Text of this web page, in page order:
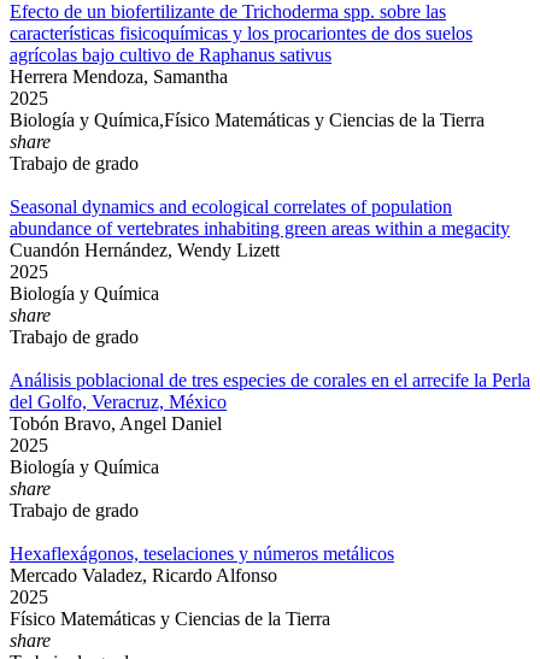
Efecto de un biofertilizante de Trichoderma spp. sobre las
características fisicoquímicas y los procariontes de dos suelos
agrícolas bajo cultivo de Raphanus sativus
Herrera Mendoza, Samantha
2025
Biología y Química,Físico Matemáticas y Ciencias de la Tierra
share
Trabajo de grado
Seasonal dynamics and ecological correlates of population
abundance of vertebrates inhabiting green areas within a megacity
Cuandón Hernández, Wendy Lizett
2025
Biología y Química
share
Trabajo de grado
Análisis poblacional de tres especies de corales en el arrecife la Perla
del Golfo, Veracruz, México
Tobón Bravo, Angel Daniel
2025
Biología y Química
share
Trabajo de grado
Hexaflexágonos, teselaciones y números metálicos
Mercado Valadez, Ricardo Alfonso
2025
Físico Matemáticas y Ciencias de la Tierra
share